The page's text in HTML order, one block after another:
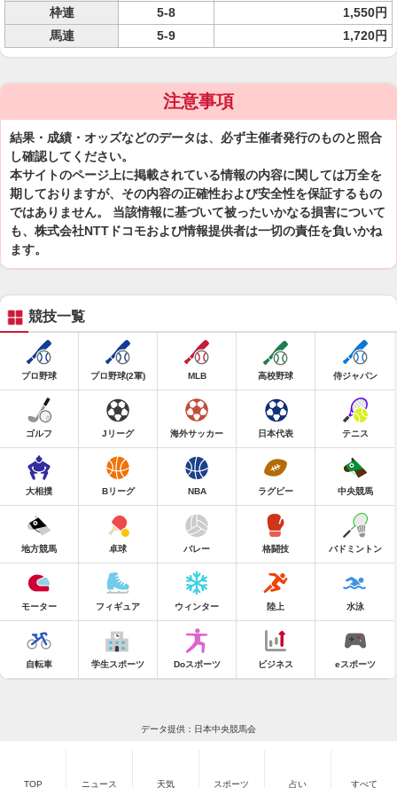
枠連
5-8
1,550円
馬連
5-9 1,720円
注意事項
結果・成績・オッズなどのデータは、必ず主催者発行のものと照合
し確認してください。
本サイトのページ上に掲載されている情報の内容に関しては万全を
期しておりますが、その内容の正確性および安全性を保証するもの
ではありません。 当該情報に基づいて被ったいかなる損害について
も、株式会社NTTドコモおよび情報提供者は一切の責任を負いかね
ます。
競技一覧
プロ野球 プロ野球(2軍) MLB 高校野球 侍ジャパン
ゴルフ Jリーグ 海外サッカー 日本代表 テニス
大相撲 Bリーグ NBA ラグビー 中央競馬
地方競馬 卓球 バレー 格闘技 バドミントン
モーター フィギュア ウィンター 陸上 水泳
自転車 学生スポーツ Doスポーツ ビジネス eスポーツ
データ提供：日本中央競馬会
TOP ニュース 天気 スポーツ 占い すべて